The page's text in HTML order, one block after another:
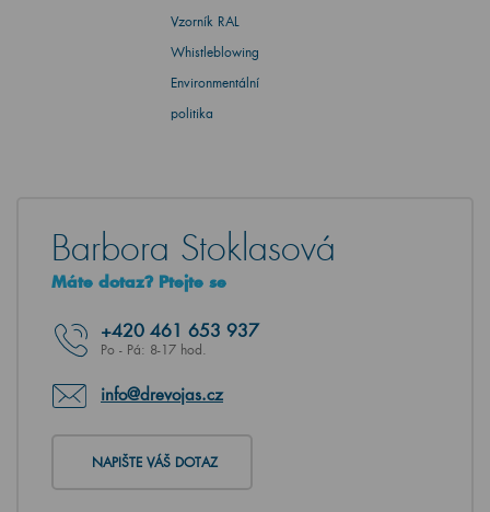
Vzorník RAL
Whistleblowing
Environmentální
politika
Barbora Stoklasová
Máte dotaz? Ptejte se
+420 461 653 937
Po - Pá: 8-17 hod.
info@drevojas.cz
NAPIŠTE VÁŠ DOTAZ